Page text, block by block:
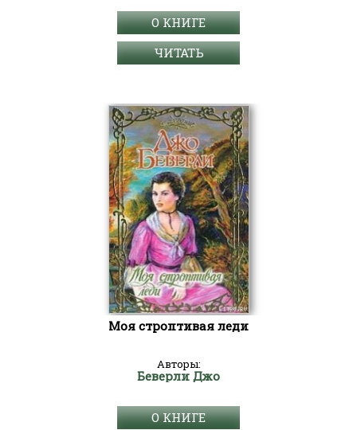
О КНИГЕ
ЧИТАТЬ
Моя строптивая леди
Авторы:
Беверли Джо
О КНИГЕ